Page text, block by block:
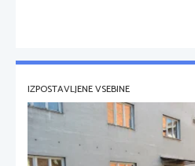
IZPOSTAVLJENE VSEBINE